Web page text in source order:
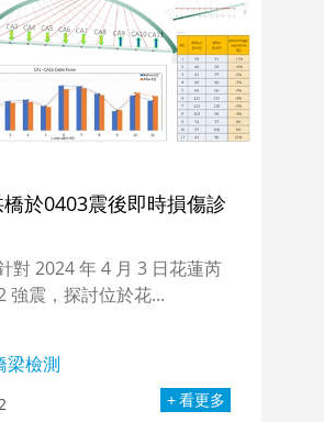
於0403震後即時損傷診
對 2024 年 4 月 3 日花蓮芮
強震，探討位於花...
梁檢測
看更多